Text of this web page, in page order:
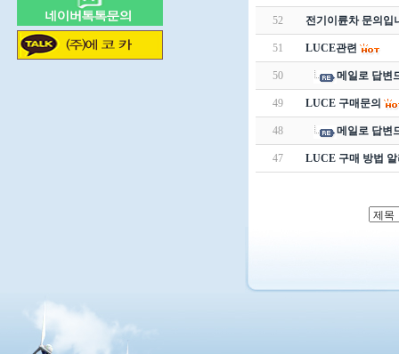
52 전기이륜차 문의
51 LUCE관련
50 메일로 답변
49 LUCE 구매문의
48 메일로 답변
47 LUCE 구매 방법